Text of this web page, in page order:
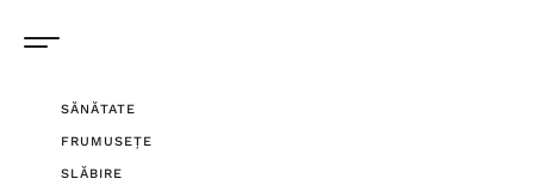
SĂNĂTATE
FRUMUSEȚE
SLĂBIRE